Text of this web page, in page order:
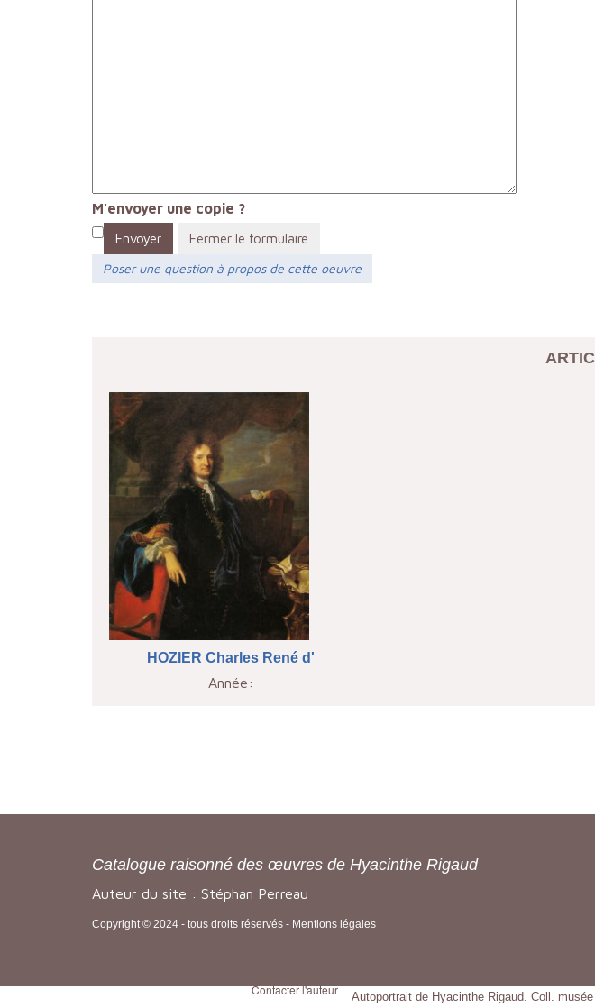
M'envoyer une copie ?
Envoyer
Fermer le formulaire
Poser une question à propos de cette oeuvre
HOZIER Charles René d'
Année:
Catalogue raisonné des œuvres de Hyacinthe Rigaud
Auteur du site : Stéphan Perreau
Copyright © 2024 - tous droits réservés - Mentions légales
Autoportrait de Hyacinthe Rigaud. Coll.
Contacter l'auteur